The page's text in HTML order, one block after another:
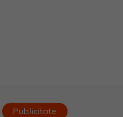
Publicitate